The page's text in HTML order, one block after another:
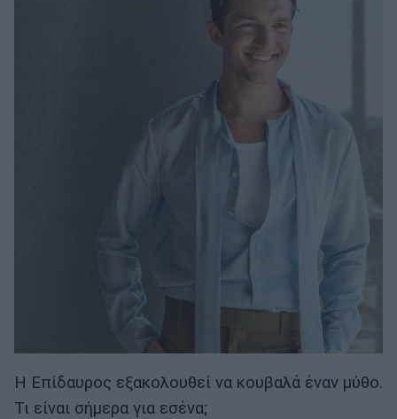
Η Επίδαυρος εξακολουθεί να κουβαλά έναν μύθο.
Τι είναι σήμερα για εσένα;